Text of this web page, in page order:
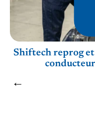
Shiftech reprog et